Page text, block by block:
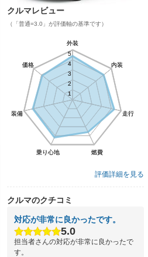
クルマレビュー
（「普通=3.0」が評価軸の基準です）
外装
内装
走行
燃費
乗り心地
装備
価格
1
2
3
4
5
外装
内装
走行
燃費
乗り心地
装備
価格
1
2
3
4
5
評価詳細を見る
クルマのクチコミ
対応が非常に良かったです。
5.0
担当者さんの対応が非常に良かったで
す。